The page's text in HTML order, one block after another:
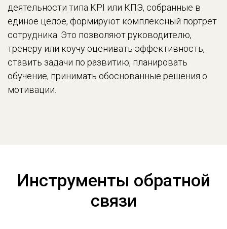
деятельности типа KPI или КПЭ, собранные в
единое целое, формируют комплексный портрет
сотрудника. Это позволяют руководителю,
тренеру или коучу оценивать эффективность,
ставить задачи по развитию, планировать
обучение, принимать обоснованные решения о
мотивации.
Инструменты обратной
связи